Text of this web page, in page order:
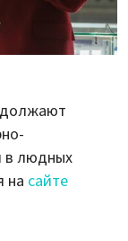
в людных
на сайте